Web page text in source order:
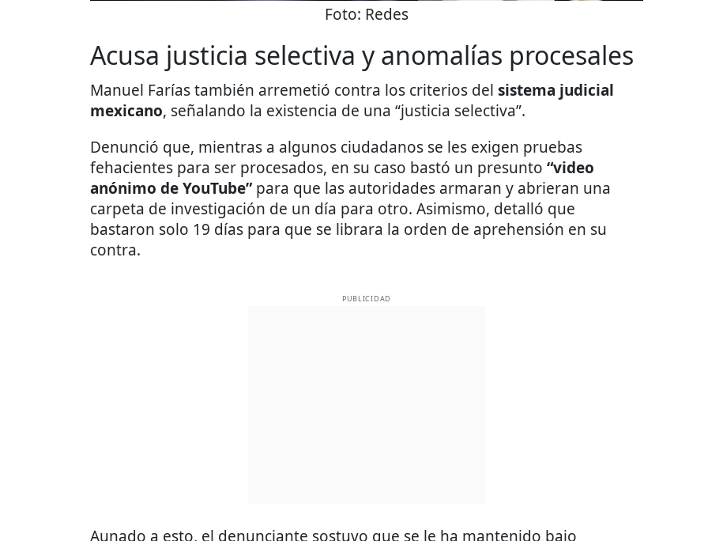
Foto: Redes
Acusa justicia selectiva y anomalías procesales
Manuel Farías también arremetió contra los criterios del sistema judicial
mexicano, señalando la existencia de una “justicia selectiva”.
Denunció que, mientras a algunos ciudadanos se les exigen pruebas
fehacientes para ser procesados, en su caso bastó un presunto “video
anónimo de YouTube”para que las autoridades armaran y abrieran una
carpeta de investigación de un día para otro. Asimismo, detalló que
bastaron solo 19 días para que se librara la orden de aprehensión en su
contra.
PUBLICIDAD
Aunado a esto, el denunciante sostuvo que se le ha mantenido bajo